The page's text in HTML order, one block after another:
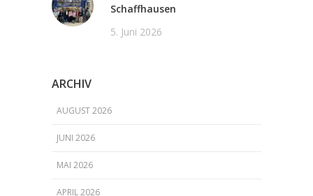
Schaffhausen
5. Juni 2026
ARCHIV
AUGUST 2026
JUNI 2026
MAI 2026
APRIL 2026